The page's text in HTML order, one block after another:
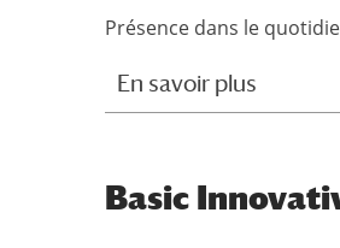
Présence dans le
En savoir plus
Basic